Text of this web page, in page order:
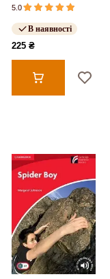
5.0
В наявності
225 ₴